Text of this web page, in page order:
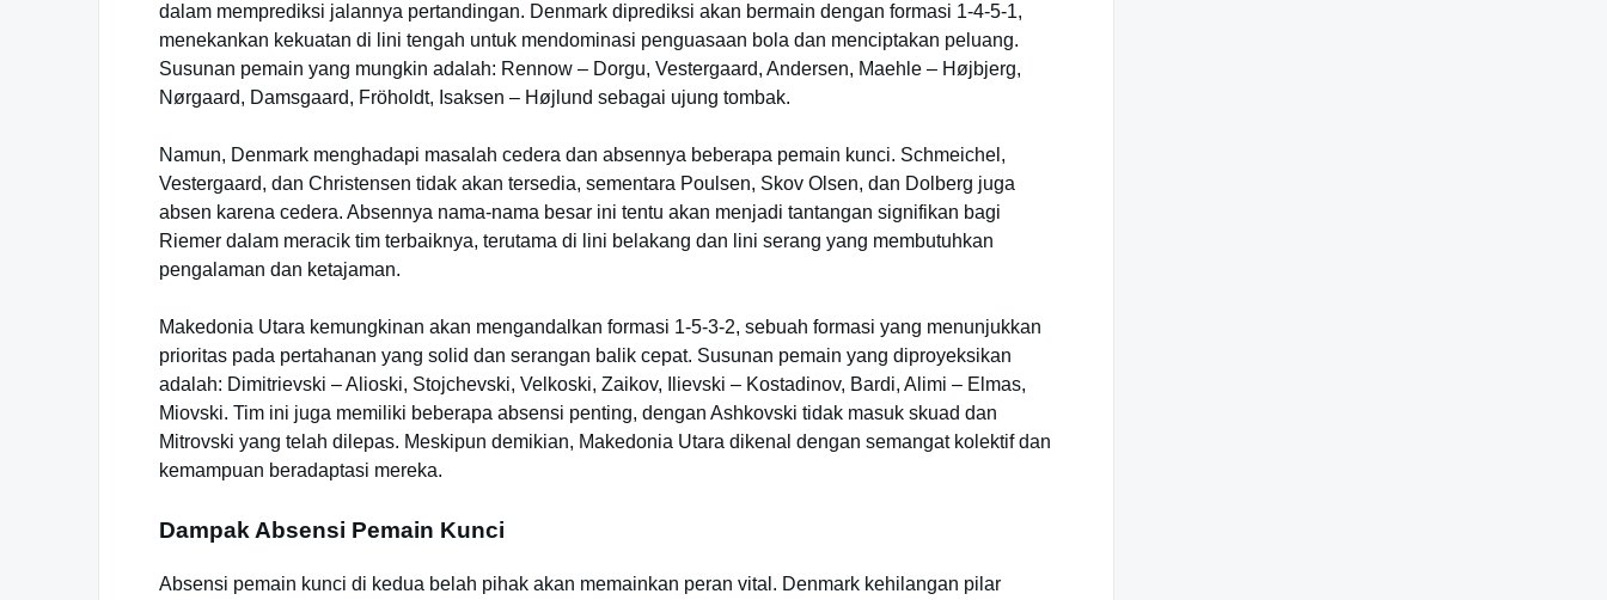
dalam memprediksi jalannya pertandingan. Denmark diprediksi akan bermain dengan formasi 1-4-5-1,
menekankan kekuatan di lini tengah untuk mendominasi penguasaan bola dan menciptakan peluang.
Susunan pemain yang mungkin adalah: Rennow – Dorgu, Vestergaard, Andersen, Maehle – Højbjerg,
Nørgaard, Damsgaard, Fröholdt, Isaksen – Højlund sebagai ujung tombak.
Namun, Denmark menghadapi masalah cedera dan absennya beberapa pemain kunci. Schmeichel,
Vestergaard, dan Christensen tidak akan tersedia, sementara Poulsen, Skov Olsen, dan Dolberg juga
absen karena cedera. Absennya nama-nama besar ini tentu akan menjadi tantangan signifikan bagi
Riemer dalam meracik tim terbaiknya, terutama di lini belakang dan lini serang yang membutuhkan
pengalaman dan ketajaman.
Makedonia Utara kemungkinan akan mengandalkan formasi 1-5-3-2, sebuah formasi yang menunjukkan
prioritas pada pertahanan yang solid dan serangan balik cepat. Susunan pemain yang diproyeksikan
adalah: Dimitrievski – Alioski, Stojchevski, Velkoski, Zaikov, Ilievski – Kostadinov, Bardi, Alimi – Elmas,
Miovski. Tim ini juga memiliki beberapa absensi penting, dengan Ashkovski tidak masuk skuad dan
Mitrovski yang telah dilepas. Meskipun demikian, Makedonia Utara dikenal dengan semangat kolektif dan
kemampuan beradaptasi mereka.
Dampak Absensi Pemain Kunci
Absensi pemain kunci di kedua belah pihak akan memainkan peran vital. Denmark kehilangan pilar